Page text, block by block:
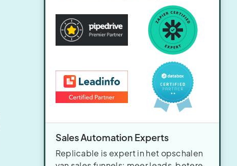
Sales Automation Experts
Replicable is expert in het opschalen